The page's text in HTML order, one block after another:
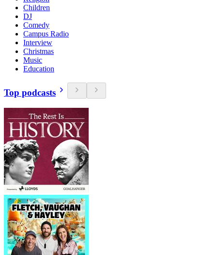
Children
DJ
Comedy
Campus Radio
Interview
Christmas
Music
Education
Top podcasts